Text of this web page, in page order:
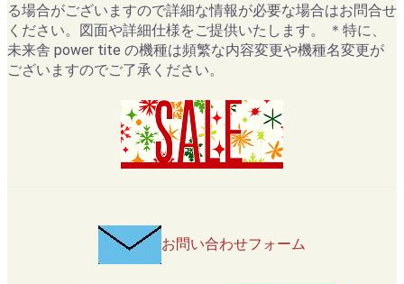
る場合がございますので詳細な情報が必要な場合はお問合せ
ください。図面や詳細仕様をご提供いたします。 ＊特に、
未来舎 power tite の機種は頻繁な内容変更や機種名変更が
ございますのでご了承ください。
お問い合わせフォーム